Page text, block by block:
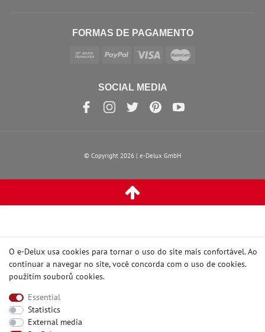
FORMAS DE PAGAMENTO
SOCIAL MEDIA
© Copyright 2026 | e-Delux GmbH
O e-Delux usa cookies para tornar o uso do site mais confortável. Ao
continuar a navegar no site, você concorda com o uso de cookies.
použitím souborů cookies.
Essential
Statistics
External media